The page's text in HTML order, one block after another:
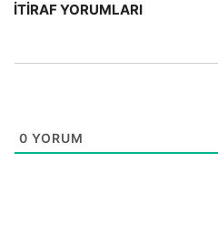
İTIRAF YORUMLARI
0 YORUM